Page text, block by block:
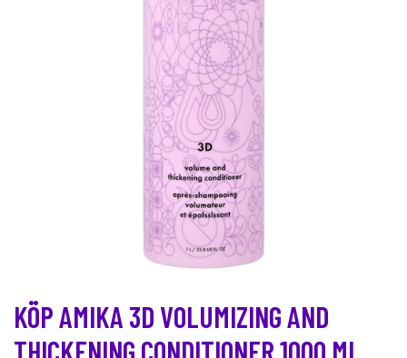
KÖP AMIKA 3D VOLUMIZING AND
THICKENING CONDITIONER 1000 ML